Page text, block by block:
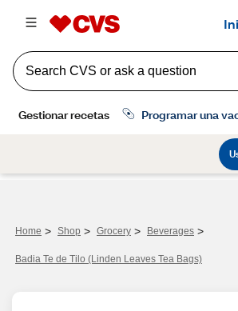
Home > Shop > Grocery > Beverages >
Badia Te de Tilo (Linden Leaves Tea Bags)